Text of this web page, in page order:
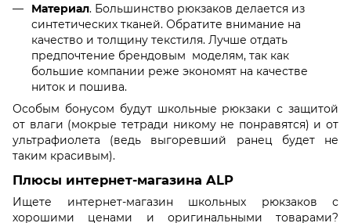
Материал. Большинство рюкзаков делается из
синтетических тканей. Обратите внимание на
качество и толщину текстиля. Лучше отдать
предпочтение брендовым моделям, так как
большие компании реже экономят на качестве
ниток и пошива.
Особым бонусом будут школьные рюкзаки с защитой
от влаги (мокрые тетради никому не понравятся) и от
ультрафиолета (ведь выгоревший ранец будет не
таким красивым).
Плюсы интернет-магазина ALP
Ищете интернет-магазин школьных рюкзаков с
хорошими ценами и оригинальными товарами?